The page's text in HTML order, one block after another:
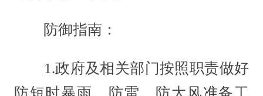
防御指南：
1.政府及相关部门按照职责做好